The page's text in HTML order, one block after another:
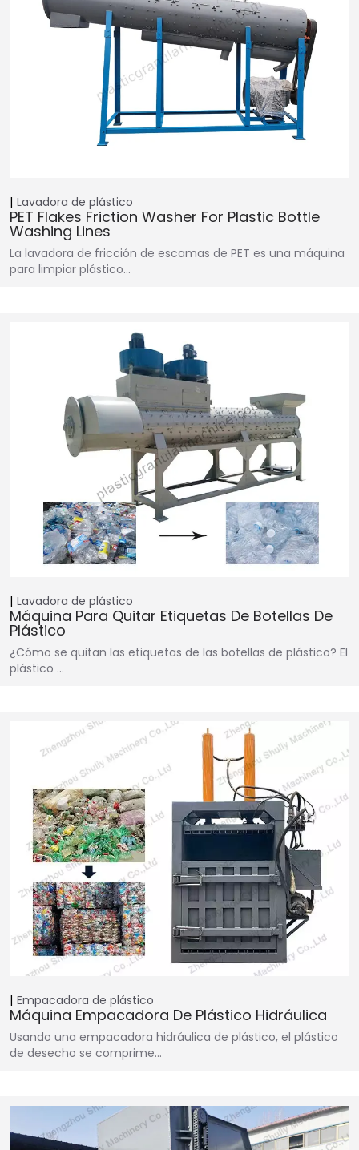
Lavadora de plástico
PET Flakes Friction Washer For Plastic Bottle
Washing Lines
La lavadora de fricción de escamas de PET es una máquina
para limpiar plástico...
Lavadora de plástico
Máquina Para Quitar Etiquetas De Botellas De
Plástico
¿Cómo se quitan las etiquetas de las botellas de plástico? El
plástico ...
Empacadora de plástico
Máquina Empacadora De Plástico Hidráulica
Usando una empacadora hidráulica de plástico, el plástico
de desecho se comprime…